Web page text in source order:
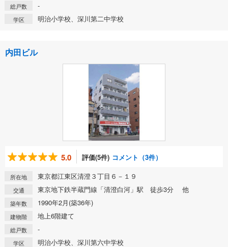
総戸数 -
学区 明治小学校、深川第二中学校
内田ビル
5.0 評価(5件) コメント（3件）
所在地 東京都江東区清澄３丁目６－１９
交通 東京地下鉄半蔵門線「清澄白河」駅 徒歩3分 他
築年数 1990年2月(築36年)
建物階 地上6階建て
総戸数 -
学区 明治小学校、深川第六中学校